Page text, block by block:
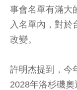
事會名單有滿大
入名單內，對於
改變。
許明杰提到，今
2028年洛杉磯